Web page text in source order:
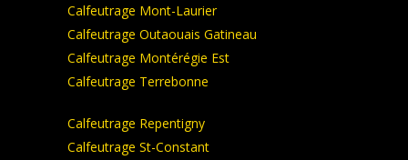
Calfeutrage Mont-Laurier
Calfeutrage Outaouais Gatineau
Calfeutrage Montérégie Est
Calfeutrage Terrebonne
Calfeutrage Repentigny
Calfeutrage St-Constant